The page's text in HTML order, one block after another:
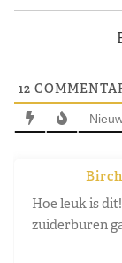
12
Hoe leuk is
zuiderburen